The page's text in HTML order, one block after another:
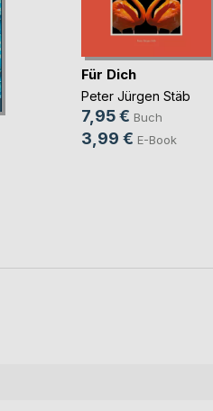
Für Dich
Peter Jürgen Stäb
7,95 € Buch
3,99 € E-Book